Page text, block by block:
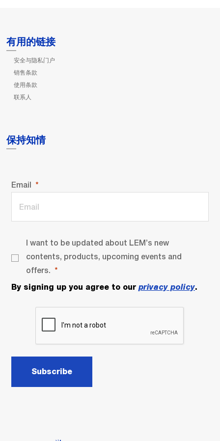
有用的链接
安全与隐私门户
销售条款
使用条款
联系人
保持知情
Email
I want to be updated about LEM’s new
contents, products, upcoming events and
offers.
By signing up you agree to our privacy policy.
Subscribe